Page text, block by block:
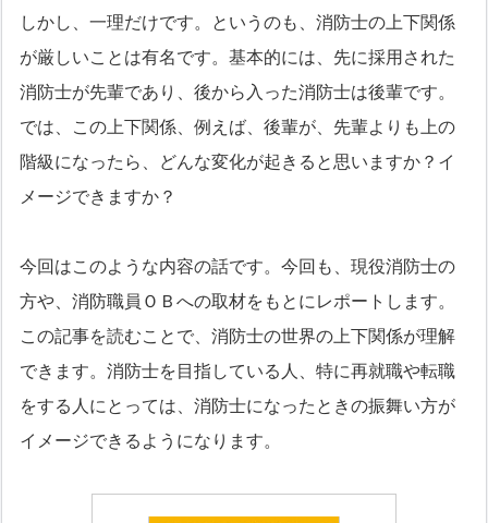
しかし、一理だけです。というのも、消防士の上下関係
が厳しいことは有名です。基本的には、先に採用された
消防士が先輩であり、後から入った消防士は後輩です。
では、この上下関係、例えば、後輩が、先輩よりも上の
階級になったら、どんな変化が起きると思いますか？イ
メージできますか？
今回はこのような内容の話です。今回も、現役消防士の
方や、消防職員ＯＢへの取材をもとにレポートします。
この記事を読むことで、消防士の世界の上下関係が理解
できます。消防士を目指している人、特に再就職や転職
をする人にとっては、消防士になったときの振舞い方が
イメージできるようになります。